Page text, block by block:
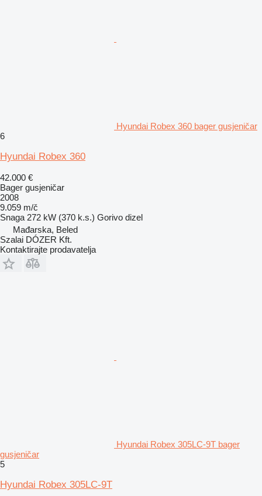
Hyundai Robex 360 bager gusjeničar
6
Hyundai Robex 360
42.000 €
Bager gusjeničar
2008
9.059 m/č
Snaga 272 kW (370 k.s.) Gorivo dizel
Mađarska, Beled
Szalai DÓZER Kft.
Kontaktirajte prodavatelja
Hyundai Robex 305LC-9T bager
gusjeničar
5
Hyundai Robex 305LC-9T